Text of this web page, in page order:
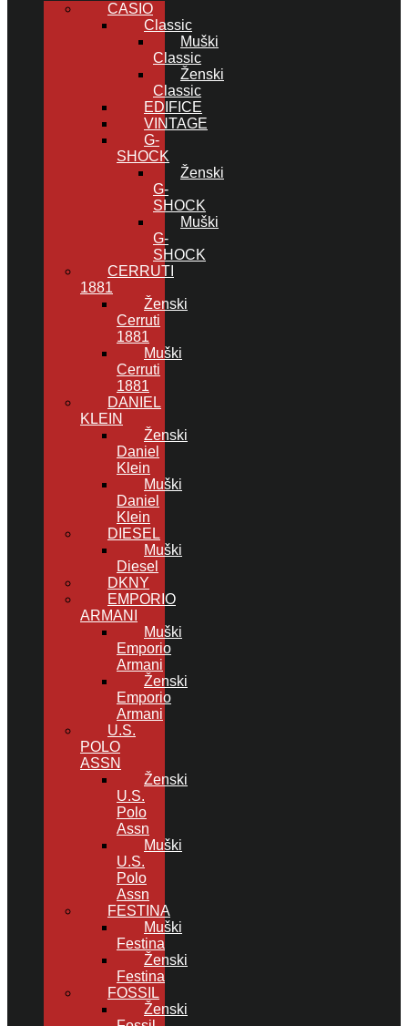
CASIO
Classic
Muški
Classic
Ženski
Classic
EDIFICE
VINTAGE
G-
SHOCK
Ženski
G-
SHOCK
Muški
G-
SHOCK
CERRUTI
1881
Ženski
Cerruti
1881
Muški
Cerruti
1881
DANIEL
KLEIN
Ženski
Daniel
Klein
Muški
Daniel
Klein
DIESEL
Muški
Diesel
DKNY
EMPORIO
ARMANI
Muški
Emporio
Armani
Ženski
Emporio
Armani
U.S.
POLO
ASSN
Ženski
U.S.
Polo
Assn
Muški
U.S.
Polo
Assn
FESTINA
Muški
Festina
Ženski
Festina
FOSSIL
Ženski